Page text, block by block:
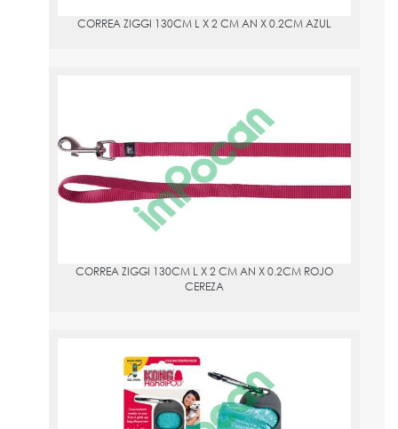
CORREA ZIGGI 130CM L X 2 CM AN X 0.2CM AZUL
CORREA ZIGGI 130CM L X 2 CM AN X 0.2CM ROJO CEREZA
Correa Ziggi en rojo cereza de la marca Flamingo. Sus medidas
son 130cm de longitud, 2cm de ancho y 0.2cm de alto. El material
es de nailon resistente y viene con un mosquetón con
recubrimiento de níquel brillante. Es ideal para hacer feliz a tu
perro con su diseño moderno y detalles plateados. Además se
puede combinar con collares y arneses a juego. Disponible en 4
CORREA ZIGGI 130CM L X 2 CM AN X 0.2CM ROJO
CEREZA
DISPENSADOR DE GEL DESINFECTANTE 15 BOLSAS ? 140G